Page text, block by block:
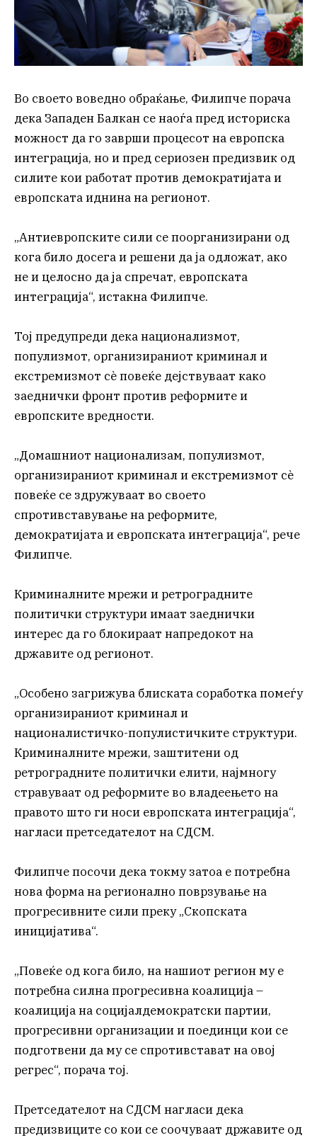
Во своето воведно обраќање, Филипче порача
дека Западен Балкан се наоѓа пред историска
можност да го заврши процесот на европска
интеграција, но и пред сериозен предизвик од
силите кои работат против демократијата и
европската иднина на регионот.
„Антиевропските сили се поорганизирани од
кога било досега и решени да ја одложат, ако
не и целосно да ја спречат, европската
интеграција“, истакна Филипче.
Тој предупреди дека национализмот,
популизмот, организираниот криминал и
екстремизмот сè повеќе дејствуваат како
заеднички фронт против реформите и
европските вредности.
„Домашниот национализам, популизмот,
организираниот криминал и екстремизмот сè
повеќе се здружуваат во своето
спротивставување на реформите,
демократијата и европската интеграција“, рече
Филипче.
Криминалните мрежи и ретроградните
политички структури имаат заеднички
интерес да го блокираат напредокот на
државите од регионот.
„Особено загрижува блиската соработка помеѓу
организираниот криминал и
националистичко-популистичките структури.
Криминалните мрежи, заштитени од
ретроградните политички елити, најмногу
стравуваат од реформите во владеењето на
правото што ги носи европската интеграција“,
нагласи претседателот на СДСМ.
Филипче посочи дека токму затоа е потребна
нова форма на регионално поврзување на
прогресивните сили преку „Скопската
иницијатива“.
„Повеќе од кога било, на нашиот регион му е
потребна силна прогресивна коалиција –
коалиција на социјалдемократски партии,
прогресивни организации и поединци кои се
подготвени да му се спротивстават на овој
регрес“, порача тој.
Претседателот на СДСМ нагласи дека
предизвиците со кои се соочуваат државите од